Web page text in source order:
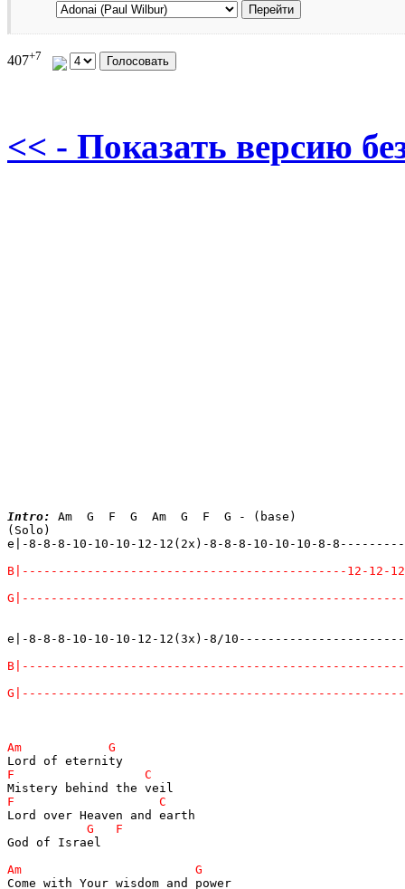
407+7
<< - Показать версию
Intro:
Am  G  F  G  Am  G  F  G - (base)
(Solo)
e|-8-8-8-10-10-10-12-12(2x)-8-8-8-10-10-10-8-
e|-8-8-8-10-10-10-12-12(3x)-8/
God of Israel